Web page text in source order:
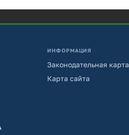
ИНФОРМАЦИЯ
Законодательная карта
Карта сайта